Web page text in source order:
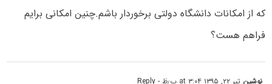
که از امکانات دانشگاه دولتی برخوردار باشم.چنین امکانی برایم
فراهم هست؟
نوشین تیر ۲۲, ۱۳۹۵ at ۳:۰۴ ب٫ظ - Reply